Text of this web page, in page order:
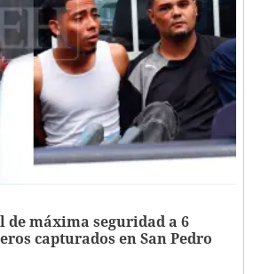
de máxima seguridad a 6
capturados en San Pedro